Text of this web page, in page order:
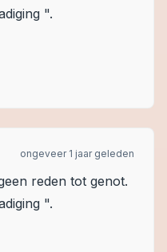
".
ongeveer 1 jaar geleden
reden tot genot.
".